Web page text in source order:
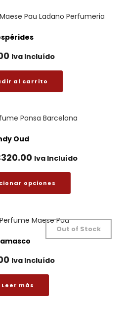
hasta
€80.00
Iva Incluído
al carrito
Oud
320.00Rango
de
precios:
desde
hasta
€320.00
Iva Incluído
opciones
Out of Stock
Iva Incluído
Leer más